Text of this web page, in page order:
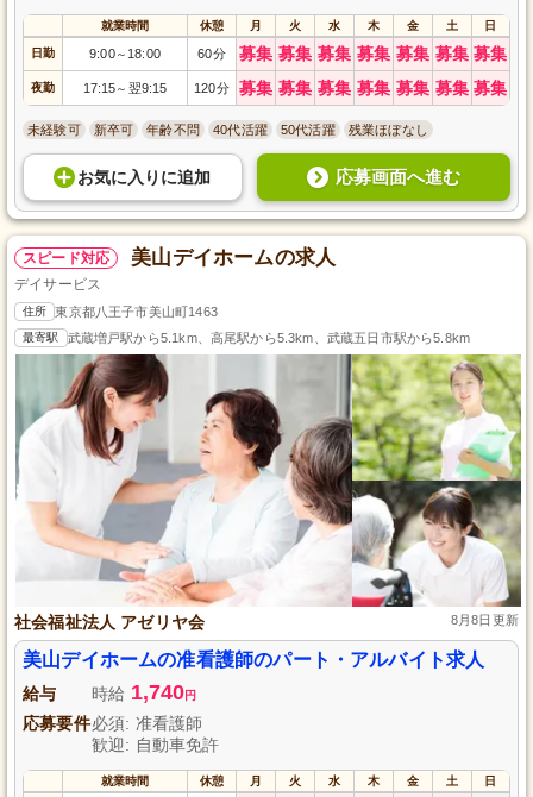
就業時間 休憩 月 火 水 木 金 土 日
日勤 9:00～ 18:00 60分 募集 募集 募集 募集 募集 募集 募集
夜勤 17:15～ 翌9:15 120分 募集 募集 募集 募集 募集 募集 募集
未経験可 新卒可 年齢不問 40代活躍 50代活躍 残業ほぼなし
お気に入り に追加 応募画面へ進む
スピード対応 美山デイホームの求人
デイサービス
住所 東京都八王子市美山町1463
最寄駅 武蔵増戸駅から5.1km、高尾駅から5.3km、武蔵五日市駅から5.8km
社会福祉法人 アゼリヤ会 8月8日更新
美山デイホームの准看護師のパート・アルバイト求人
給与 時給 1,740円
応募要件必須: 准看護師
歓迎: 自動車免許
就業時間 休憩 月 火 水 木 金 土 日